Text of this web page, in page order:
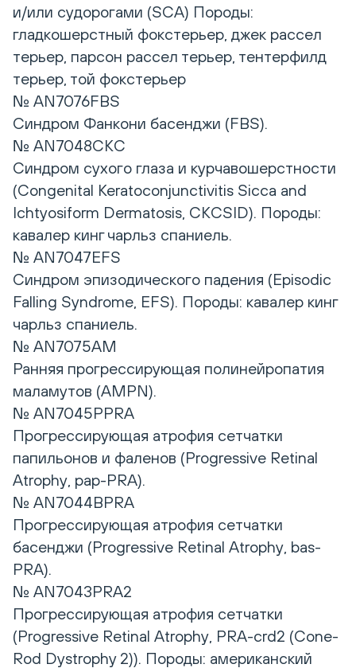
и/или судорогами (SCA) Породы:
гладкошерстный фокстерьер, джек рассел
терьер, парсон рассел терьер, тентерфилд
терьер, той фокстерьер
№ AN7076FBS
Синдром Фанкони басенджи (FBS).
№ AN7048CKC
Синдром сухого глаза и курчавошерстности
(Congenital Keratoconjunctivitis Sicca and
Ichtyosiform Dermatosis, CKCSID). Породы:
кавалер кинг чарльз спаниель.
№ AN7047EFS
Синдром эпизодического падения (Episodic
Falling Syndrome, EFS). Породы: кавалер кинг
чарльз спаниель.
№ AN7075AM
Ранняя прогрессирующая полинейропатия
маламутов (AMPN).
№ AN7045PPRA
Прогрессирующая атрофия сетчатки
папильонов и фаленов (Progressive Retinal
Atrophy, pap-PRA).
№ AN7044BPRA
Прогрессирующая атрофия сетчатки
басенджи (Progressive Retinal Atrophy, bas-
PRA).
№ AN7043PRA2
Прогрессирующая атрофия сетчатки
(Progressive Retinal Atrophy, PRA-crd2 (Cоne-
Rod Dystrophy 2)). Породы: американский